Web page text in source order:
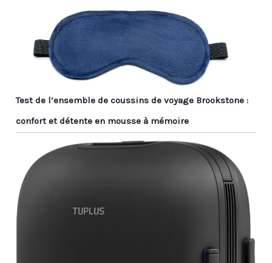
Test de l’ensemble de coussins de voyage Brookstone :
confort et détente en mousse à mémoire